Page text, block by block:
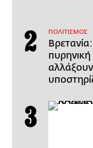
ΠΟΛΙΤΙΣΜΟΣ
αλλάξουν